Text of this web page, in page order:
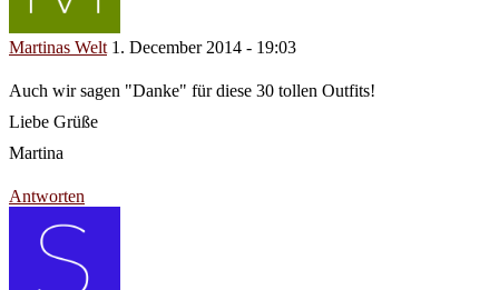
Martinas Welt 1. December 2014 - 19:03
Auch wir sagen "Danke" für diese 30 tollen Outfits!
Liebe Grüße
Martina
Antworten